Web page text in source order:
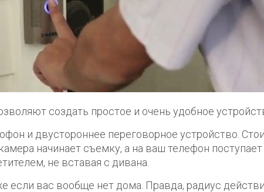
создать простое и очень удобное
и двустороннее переговорное устройство.
начинает съемку, а на ваш телефон
не вставая с дивана.
если вас вообще нет дома. Правда, радиус